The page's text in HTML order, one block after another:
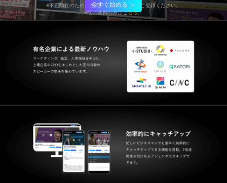
今すぐ始める ＞
※不正防止のため、企業メールアドレスでご登録ください。
※既に会員の方はこちら。